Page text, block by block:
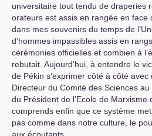
universitaire tout tendu de draperies
orateurs est assis en rangée en face
dans mes souvenirs du temps de
d’hommes impassibles assis en
cérémonies officielles et combien à
rebutait. Aujourd’hui, à entendre le
de Pékin s’exprimer côté à côté avec
Directeur du Comité des Sciences
du Président de l’Ecole de Marxisme
comprends enfin que ce système
pas comme dans notre culture, le
aux écoutants.